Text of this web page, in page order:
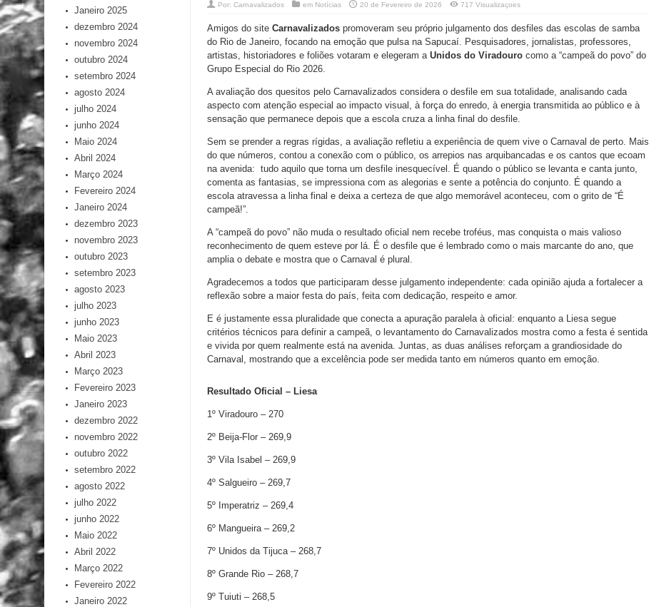
Por: Carnavalizados em Notícias 20 de Fevereiro de 2026 717 Visualizaçoes
Amigos do site Carnavalizados promoveram seu próprio julgamento dos desfiles das escolas de samba
do Rio de Janeiro, focando na emoção que pulsa na Sapucaí. Pesquisadores, jornalistas, professores,
artistas, historiadores e foliões votaram e elegeram a Unidos do Viradouro como a “campeã do povo” do
Grupo Especial do Rio 2026.
A avaliação dos quesitos pelo Carnavalizados considera o desfile em sua totalidade, analisando cada
aspecto com atenção especial ao impacto visual, à força do enredo, à energia transmitida ao público e à
sensação que permanece depois que a escola cruza a linha final do desfile.
Sem se prender a regras rígidas, a avaliação refletiu a experiência de quem vive o Carnaval de perto. Mais
do que números, contou a conexão com o público, os arrepios nas arquibancadas e os cantos que ecoam
na avenida: tudo aquilo que torna um desfile inesquecível. É quando o público se levanta e canta junto,
comenta as fantasias, se impressiona com as alegorias e sente a potência do conjunto. É quando a
escola atravessa a linha final e deixa a certeza de que algo memorável aconteceu, com o grito de “É
campeã!”.
A “campeã do povo” não muda o resultado oficial nem recebe troféus, mas conquista o mais valioso
reconhecimento de quem esteve por lá. É o desfile que é lembrado como o mais marcante do ano, que
amplia o debate e mostra que o Carnaval é plural.
Agradecemos a todos que participaram desse julgamento independente: cada opinião ajuda a fortalecer a
reflexão sobre a maior festa do país, feita com dedicação, respeito e amor.
E é justamente essa pluralidade que conecta a apuração paralela à oficial: enquanto a Liesa segue
critérios técnicos para definir a campeã, o levantamento do Carnavalizados mostra como a festa é sentida
e vivida por quem realmente está na avenida. Juntas, as duas análises reforçam a grandiosidade do
Carnaval, mostrando que a excelência pode ser medida tanto em números quanto em emoção.
Resultado Oficial – Liesa
1º Viradouro – 270
2º Beija-Flor – 269,9
3º Vila Isabel – 269,9
4º Salgueiro – 269,7
5º Imperatriz – 269,4
6º Mangueira – 269,2
7º Unidos da Tijuca – 268,7
8º Grande Rio – 268,7
9º Tuiuti – 268,5
Janeiro 2025
dezembro 2024
novembro 2024
outubro 2024
setembro 2024
agosto 2024
julho 2024
junho 2024
Maio 2024
Abril 2024
Março 2024
Fevereiro 2024
Janeiro 2024
dezembro 2023
novembro 2023
outubro 2023
setembro 2023
agosto 2023
julho 2023
junho 2023
Maio 2023
Abril 2023
Março 2023
Fevereiro 2023
Janeiro 2023
dezembro 2022
novembro 2022
outubro 2022
setembro 2022
agosto 2022
julho 2022
junho 2022
Maio 2022
Abril 2022
Março 2022
Fevereiro 2022
Janeiro 2022